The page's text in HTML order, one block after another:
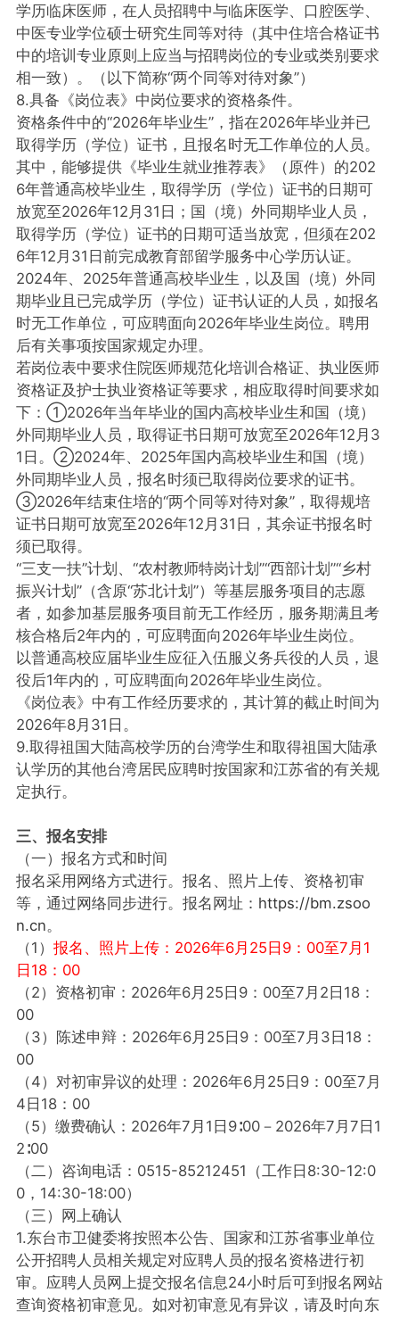
学历临床医师，在人员招聘中与临床医学、口腔医学、
中医专业学位硕士研究生同等对待（其中住培合格证书
中的培训专业原则上应当与招聘岗位的专业或类别要求
相一致）。（以下简称“两个同等对待对象”）
8.具备《岗位表》中岗位要求的资格条件。
资格条件中的“2026年毕业生”，指在2026年毕业并已
取得学历（学位）证书，且报名时无工作单位的人员。
其中，能够提供《毕业生就业推荐表》（原件）的202
6年普通高校毕业生，取得学历（学位）证书的日期可
放宽至2026年12月31日；国（境）外同期毕业人员，
取得学历（学位）证书的日期可适当放宽，但须在202
6年12月31日前完成教育部留学服务中心学历认证。
2024年、2025年普通高校毕业生，以及国（境）外同
期毕业且已完成学历（学位）证书认证的人员，如报名
时无工作单位，可应聘面向2026年毕业生岗位。聘用
后有关事项按国家规定办理。
若岗位表中要求住院医师规范化培训合格证、执业医师
资格证及护士执业资格证等要求，相应取得时间要求如
下：①2026年当年毕业的国内高校毕业生和国（境）
外同期毕业人员，取得证书日期可放宽至2026年12月3
1日。②2024年、2025年国内高校毕业生和国（境）
外同期毕业人员，报名时须已取得岗位要求的证书。
③2026年结束住培的“两个同等对待对象”，取得规培
证书日期可放宽至2026年12月31日，其余证书报名时
须已取得。
“三支一扶”计划、“农村教师特岗计划”“西部计划”“乡村
振兴计划”（含原“苏北计划”）等基层服务项目的志愿
者，如参加基层服务项目前无工作经历，服务期满且考
核合格后2年内的，可应聘面向2026年毕业生岗位。
以普通高校应届毕业生应征入伍服义务兵役的人员，退
役后1年内的，可应聘面向2026年毕业生岗位。
《岗位表》中有工作经历要求的，其计算的截止时间为
2026年8月31日。
9.取得祖国大陆高校学历的台湾学生和取得祖国大陆承
认学历的其他台湾居民应聘时按国家和江苏省的有关规
定执行。
三、报名安排
（一）报名方式和时间
报名采用网络方式进行。报名、照片上传、资格初审
等，通过网络同步进行。报名网址： https://bm.zsoo
n.cn。
（1） 报名、照片上传：2026年6月25日9：00至7月1
日18：00
（2）资格初审：2026年6月25日9：00至7月2日18：
00
（3）陈述申辩：2026年6月25日9：00至7月3日18：
00
（4）对初审异议的处理：2026年6月25日9：00至7月
4日18：00
（5）缴费确认：2026年7月1日9∶00－2026年7月7日1
2∶00
（二）咨询电话：0515-85212451（工作日8:30-12:0
0，14:30-18:00）
（三）网上确认
1.东台市卫健委将按照本公告、国家和江苏省事业单位
公开招聘人员相关规定对应聘人员的报名资格进行初
审。应聘人员网上提交报名信息24小时后可到报名网站
查询资格初审意见。如对初审意见有异议，请及时向东